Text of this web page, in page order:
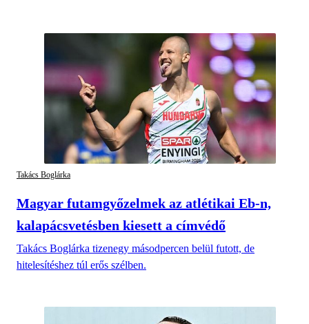
Takács Boglárka
Magyar futamgyőzelmek az atlétikai Eb-n,
kalapácsvetésben kiesett a címvédő
Takács Boglárka tizenegy másodpercen belül futott, de
hitelesítéshez túl erős szélben.